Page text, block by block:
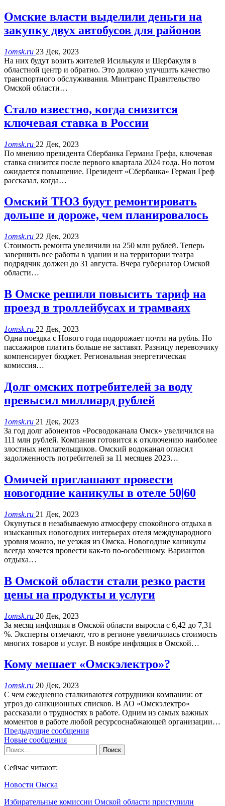
Омские власти выделили деньги на
закупку двух автобусов для районов
1omsk.ru 23 Дек, 2023
На них будут возить жителей Исилькуля и Шербакуля в
областной центр и обратно. Это должно улучшить качество
транспортного обслуживания. Минтранс Правительство
Омской области…
Стало известно, когда снизится
ключевая ставка в России
1omsk.ru 22 Дек, 2023
По мнению президента Сбербанка Германа Грефа, ключевая
ставка снизится после первого квартала 2024 года. Но потом
ожидается повышение. Президент «Сбербанка» Герман Греф
рассказал, когда…
Омский ТЮЗ будут ремонтировать
дольше и дороже, чем планировалось
1omsk.ru 22 Дек, 2023
Стоимость ремонта увеличили на 250 млн рублей. Теперь
завершить все работы в здании и на территории театра
подрядчик должен до 31 августа. Вчера губернатор Омской
области…
В Омске решили повысить тариф на
проезд в троллейбусах и трамваях
1omsk.ru 22 Дек, 2023
Одна поездка с Нового года подорожает почти на рубль. Но
пассажиров платить больше не заставят. Разницу перевозчику
компенсирует бюджет. Региональная энергетическая
комиссия…
Долг омских потребителей за воду
превысил миллиард рублей
1omsk.ru 21 Дек, 2023
За год долг абонентов «Росводоканала Омск» увеличился на
111 млн рублей. Компания готовится к отключению наиболее
злостных неплательщиков. Омский водоканал огласил
задолженность потребителей за 11 месяцев 2023…
Омичей приглашают провести
новогодние каникулы в отеле 50|60
1omsk.ru 21 Дек, 2023
Окунуться в незабываемую атмосферу спокойного отдыха в
изысканных новогодних интерьерах отеля международного
уровня можно, не уезжая из Омска. Новогодние каникулы
всегда хочется провести как-то по-особенному. Вариантов
отдыха…
В Омской области стали резко расти
цены на продукты и услуги
1omsk.ru 20 Дек, 2023
За месяц инфляция в Омской области выросла с 6,42 до 7,31
%. Эксперты отмечают, что в регионе увеличилась стоимость
многих товаров и услуг. В ноябре инфляция в Омской…
Кому мешает «Омскэлектро»?
1omsk.ru 20 Дек, 2023
С чем ежедневно сталкиваются сотрудники компании: от
угроз до санкционных списков. В АО «Омскэлектро»
рассказали о трудностях в работе. Одним из самых важных
моментов в работе любой ресурсоснабжающей организации…
Предыдущие сообщения
Новые сообщения
Сейчас читают:
Новости Омска
Избирательные комиссии Омской области приступили